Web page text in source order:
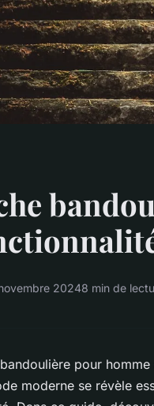
20248 min de
pour
moderne se révèle